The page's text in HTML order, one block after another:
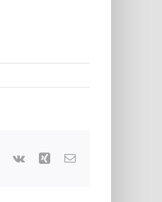
Pinterest
Vk Xing E-